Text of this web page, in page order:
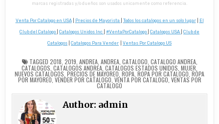
marcas registradas y/o dueños son usados unicamente como referencia.
Venta Por Catalogo en USA| Precios de Mayorista Todos los catalogos en un solo lugar| El
Club del Catalogo Catalogos Unidos Inc #VentaPorCatalogo Catalogos USA Club de
Catalogos Catalogos Para Vender Ventas Por Catalogo US
TAGGED 2018 2019 ANDREA, ANDREA, CATALOGO CATALOGO ANDREA,
CATALOGOS CATALOGOS ANDREA CATALOGOS ESTADOS UNIDOS MUJER,
NUEVOS CATALOGOS PRECIOS DE MAYOREO ROPA ROPA POR CATALOGO ROPA
POR MAYOREO VENDER POR CATALOGO VENTA POR CATALOGO VENTAS POR
CATALOGO
Author: admin